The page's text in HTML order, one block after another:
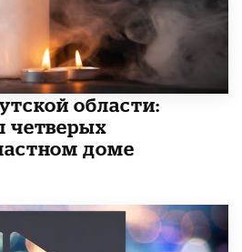
области:
четверых
доме